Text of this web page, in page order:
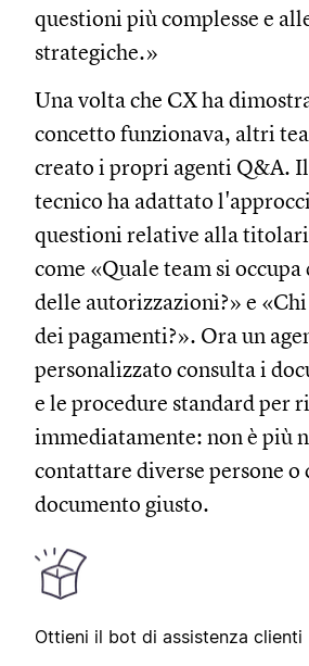
questioni più complesse e
strategiche.»
Una volta che CX ha
concetto funzionava, altri
creato i propri agenti Q&A.
tecnico ha adattato
questioni relative alla
come «Quale team si
delle autorizzazioni?» e
dei pagamenti?». Ora un
personalizzato consulta i
e le procedure standard per
immediatamente: non è più
contattare diverse persone o
documento giusto.
Ottieni il bot di assistenza clienti